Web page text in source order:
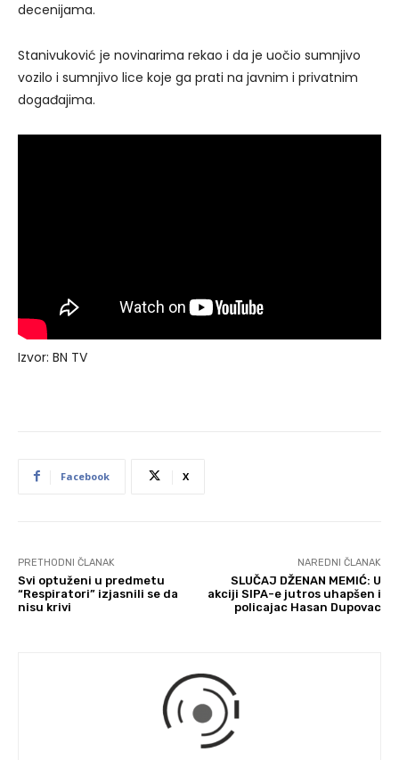
decenijama.
Stanivuković je novinarima rekao i da je uočio sumnjivo
vozilo i sumnjivo lice koje ga prati na javnim i privatnim
događajima.
Izvor: BN TV
Facebook X
PRETHODNI ČLANAK
Svi optuženi u predmetu
“Respiratori” izjasnili se da
nisu krivi
NAREDNI ČLANAK
SLUČAJ DŽENAN MEMIĆ: U
akciji SIPA-e jutros uhapšen i
policajac Hasan Dupovac